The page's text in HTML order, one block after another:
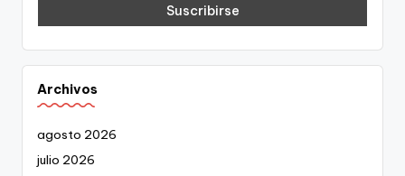
Archivos
agosto 2026
julio 2026